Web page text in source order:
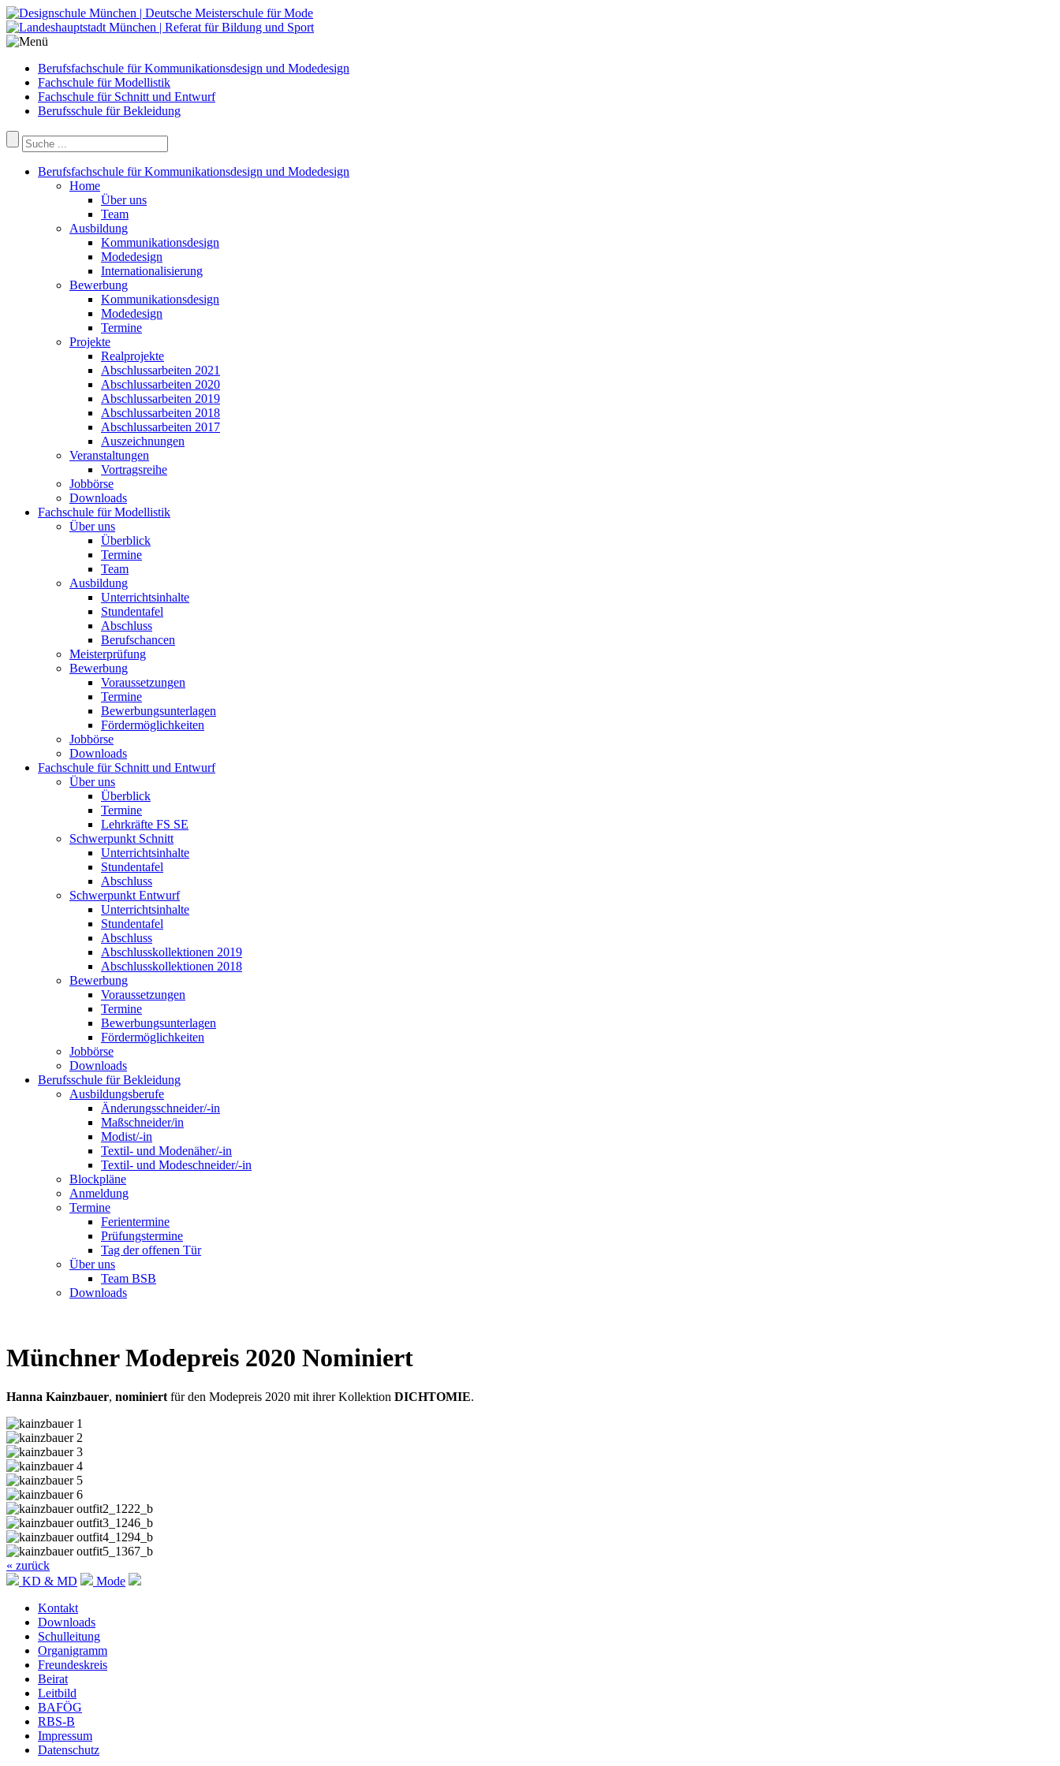
Berufsfachschule für Kommunikationsdesign und Modedesign
Fachschule für Modellistik
Fachschule für Schnitt und Entwurf
Berufsschule für Bekleidung
Berufsfachschule für Kommunikationsdesign und Modedesign
Home
Über uns
Team
Ausbildung
Kommunikationsdesign
Modedesign
Internationalisierung
Bewerbung
Kommunikationsdesign
Modedesign
Termine
Projekte
Realprojekte
Abschlussarbeiten 2021
Abschlussarbeiten 2020
Abschlussarbeiten 2019
Abschlussarbeiten 2018
Abschlussarbeiten 2017
Auszeichnungen
Veranstaltungen
Vortragsreihe
Jobbörse
Downloads
Fachschule für Modellistik
Über uns
Überblick
Termine
Team
Ausbildung
Unterrichtsinhalte
Stundentafel
Abschluss
Berufschancen
Meisterprüfung
Bewerbung
Voraussetzungen
Termine
Bewerbungsunterlagen
Fördermöglichkeiten
Jobbörse
Downloads
Fachschule für Schnitt und Entwurf
Über uns
Überblick
Termine
Lehrkräfte FS SE
Schwerpunkt Schnitt
Unterrichtsinhalte
Stundentafel
Abschluss
Schwerpunkt Entwurf
Unterrichtsinhalte
Stundentafel
Abschluss
Abschlusskollektionen 2019
Abschlusskollektionen 2018
Bewerbung
Voraussetzungen
Termine
Bewerbungsunterlagen
Fördermöglichkeiten
Jobbörse
Downloads
Berufsschule für Bekleidung
Ausbildungsberufe
Änderungsschneider/-in
Maßschneider/in
Modist/-in
Textil- und Modenäher/-in
Textil- und Modeschneider/-in
Blockpläne
Anmeldung
Termine
Ferientermine
Prüfungstermine
Tag der offenen Tür
Über uns
Team BSB
Downloads
Münchner Modepreis 2020 Nominiert
Hanna Kainzbauer, nominiert für den Modepreis 2020 mit ihrer Kollektion DICHTOMIE.
« zurück
KD & MD
Mode
Kontakt
Downloads
Schulleitung
Organigramm
Freundeskreis
Beirat
Leitbild
BAFÖG
RBS-B
Impressum
Datenschutz